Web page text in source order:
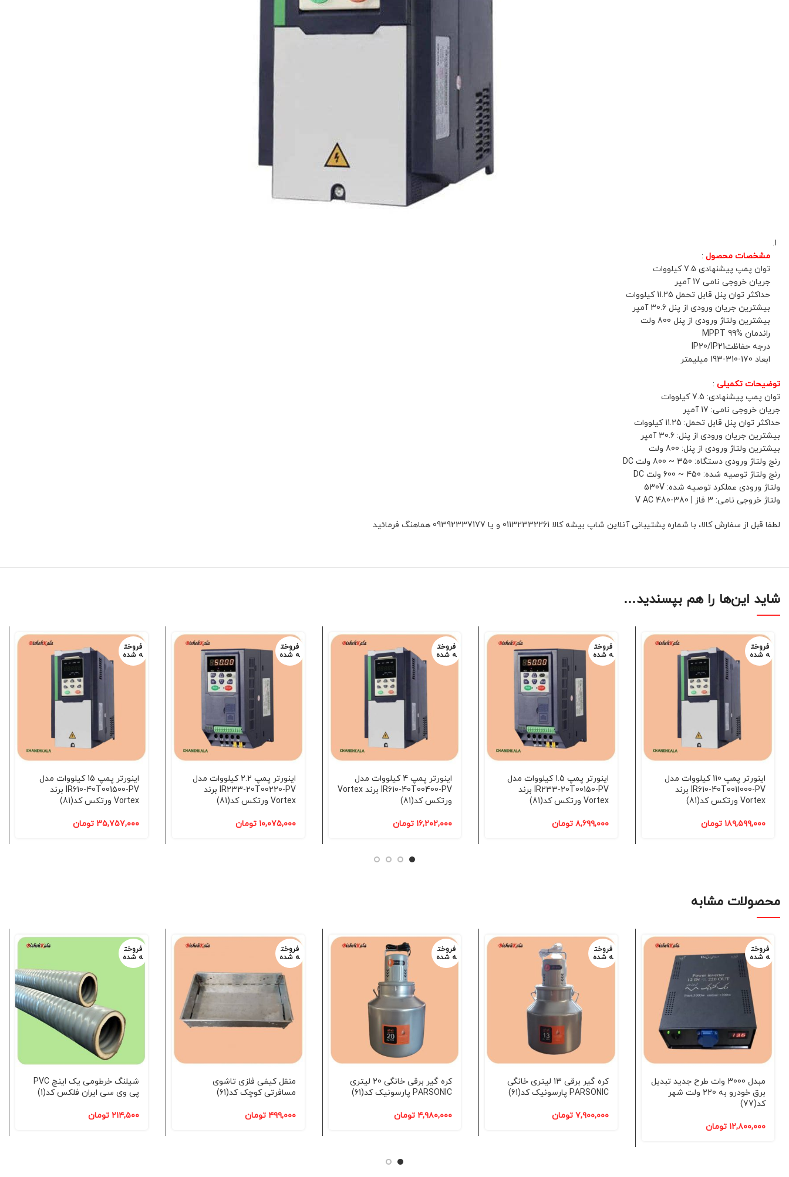
مشخصات محصول :
توان پمپ پیشنهادی 7.5 کیلووات
جریان خروجی نامی 17 آمپر
حداکثر توان پنل قابل تحمل 11.25 کیلووات
بیشترین جریان ورودی از پنل 30.6 آمپر
بیشترین ولتاژ ورودی از پنل 800 ولت
راندمان MPPT 99%
درجه حفاظتIP20/IP21
ابعاد 170-310-193 میلیمتر
توضیحات تکمیلی :
توان پمپ پیشنهادی: 7.5 کیلووات
جریان خروجی نامی: 17 آمپر
حداکثر توان پنل قابل تحمل: 11.25 کیلووات
بیشترین جریان ورودی از پنل: 30.6 آمپر
بیشترین ولتاژ ورودی از پنل: 800 ولت
رنج ولتاژ ورودی دستگاه: 350 ~ 800 ولت DC
رنج ولتاژ توصیه شده: 450 ~ 600 ولت DC
ولتاژ ورودی عملکرد توصیه شده: 530V
ولتاژ خروجی نامی: 3 فاز | 380-480 V AC
لطفا قبل از سفارش کالا، با شماره پشتیبانی آنلاین شاپ بیشه کالا 01132332261 و یا 09392337177 هماهنگ فرمائید
شاید این‌ها را هم بپسندید…
فروخت
ه شده
اینورتر پمپ 110 کیلووات مدل
IR610-40T0011000-PV برند
Vortex ورتکس کد(81)
۱۸۹,۵۹۹,۰۰۰ تومان
فروخت
ه شده
اینورتر پمپ 1.5 کیلووات مدل
IR233-20T00150-PV برند
Vortex ورتکس کد(81)
۸,۶۹۹,۰۰۰ تومان
فروخت
ه شده
اینورتر پمپ 4 کیلووات مدل
IR610-40T00400-PV برند Vortex
ورتکس کد(81)
۱۶,۲۰۲,۰۰۰ تومان
فروخت
ه شده
اینورتر پمپ 2.2 کیلووات مدل
IR233-20T00220-PV برند
Vortex ورتکس کد(81)
۱۰,۰۷۵,۰۰۰ تومان
فروخت
ه شده
اینورتر پمپ 15 کیلووات مدل
IR610-40T001500-PV برند
Vortex ورتکس کد(81)
۳۵,۷۵۷,۰۰۰ تومان
محصولات مشابه
فروخت
ه شده
مبدل 3000 وات طرح جدید تبدیل
برق خودرو به 220 ولت شهر
کد(77)
۱۲,۸۰۰,۰۰۰ تومان
فروخت
ه شده
کره گیر برقی 13 لیتری خانگی
PARSONIC پارسونیک کد(61)
۷,۹۰۰,۰۰۰ تومان
فروخت
ه شده
کره گیر برقی خانگی 20 لیتری
PARSONIC پارسونیک کد(61)
۴,۹۸۰,۰۰۰ تومان
فروخت
ه شده
منقل کیفی فلزی تاشوی
مسافرتی کوچک کد(61)
۴۹۹,۰۰۰ تومان
فروخت
ه شده
شیلنگ خرطومی یک اینچ PVC
پی وی سی ایران فلکس کد(1)
۲۱۴,۵۰۰ تومان